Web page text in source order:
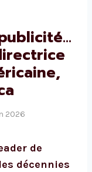
2026
de
décennies